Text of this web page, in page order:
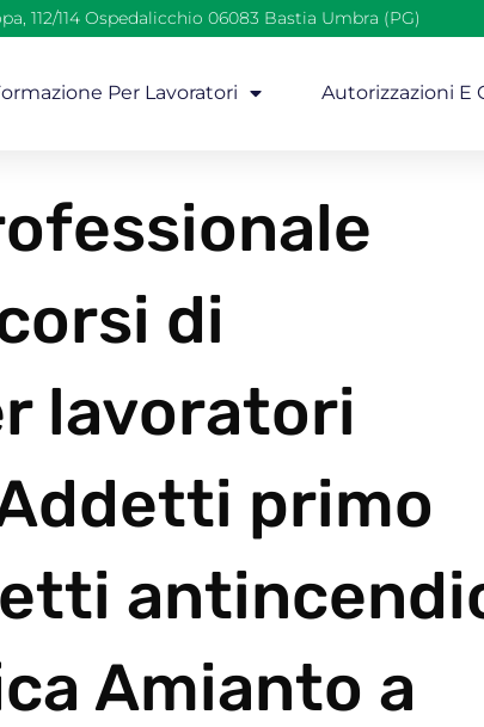
112/114 Ospedalicchio 06083 Bastia Umbra (PG)
Per Lavoratori Autorizzazioni E
di
lavoratori
primo
Amianto a